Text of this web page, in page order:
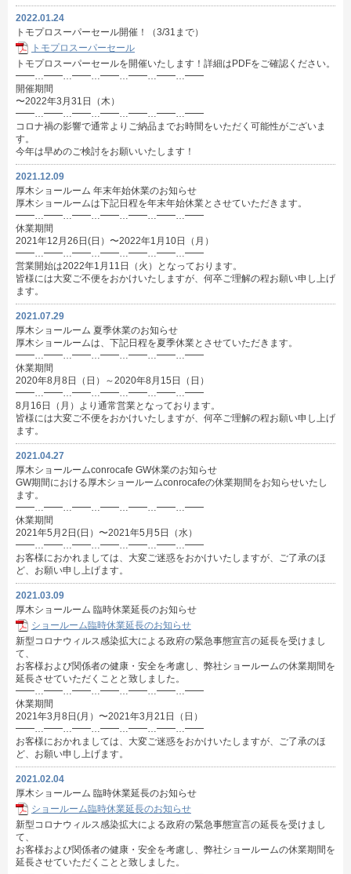
2022.01.24
トモプロスーパーセール開催！（3/31まで）
トモプロスーパーセール
トモプロスーパーセールを開催いたします！詳細はPDFをご確認ください。
━━…━━…━━…━━…━━…━━…━━
開催期間
〜2022年3月31日（木）
━━…━━…━━…━━…━━…━━…━━
コロナ禍の影響で通常よりご納品までお時間をいただく可能性がございま
す。
今年は早めのご検討をお願いいたします！
2021.12.09
厚木ショールーム 年末年始休業のお知らせ
厚木ショールームは下記日程を年末年始休業とさせていただきます。
━━…━━…━━…━━…━━…━━…━━
休業期間
2021年12月26日(日）〜2022年1月10日（月）
━━…━━…━━…━━…━━…━━…━━
営業開始は2022年1月11日（火）となっております。
皆様には大変ご不便をおかけいたしますが、何卒ご理解の程お願い申し上げ
ます。
2021.07.29
厚木ショールーム 夏季休業のお知らせ
厚木ショールームは、下記日程を夏季休業とさせていただきます。
━━…━━…━━…━━…━━…━━…━━
休業期間
2020年8月8日（日）～2020年8月15日（日）
━━…━━…━━…━━…━━…━━…━━
8月16日（月）より通常営業となっております。
皆様には大変ご不便をおかけいたしますが、何卒ご理解の程お願い申し上げ
ます。
2021.04.27
厚木ショールームconrocafe GW休業のお知らせ
GW期間における厚木ショールームconrocafeの休業期間をお知らせいたし
ます。
━━…━━…━━…━━…━━…━━…━━
休業期間
2021年5月2日(日）〜2021年5月5日（水）
━━…━━…━━…━━…━━…━━…━━
お客様におかれましては、大変ご迷惑をおかけいたしますが、ご了承のほ
ど、お願い申し上げます。
2021.03.09
厚木ショールーム 臨時休業延長のお知らせ
ショールーム臨時休業延長のお知らせ
新型コロナウィルス感染拡大による政府の緊急事態宣言の延長を受けまし
て、
お客様および関係者の健康・安全を考慮し、弊社ショールームの休業期間を
延長させていただくことと致しました。
━━…━━…━━…━━…━━…━━…━━
休業期間
2021年3月8日(月）〜2021年3月21日（日）
━━…━━…━━…━━…━━…━━…━━
お客様におかれましては、大変ご迷惑をおかけいたしますが、ご了承のほ
ど、お願い申し上げます。
2021.02.04
厚木ショールーム 臨時休業延長のお知らせ
ショールーム臨時休業延長のお知らせ
新型コロナウィルス感染拡大による政府の緊急事態宣言の延長を受けまし
て、
お客様および関係者の健康・安全を考慮し、弊社ショールームの休業期間を
延長させていただくことと致しました。